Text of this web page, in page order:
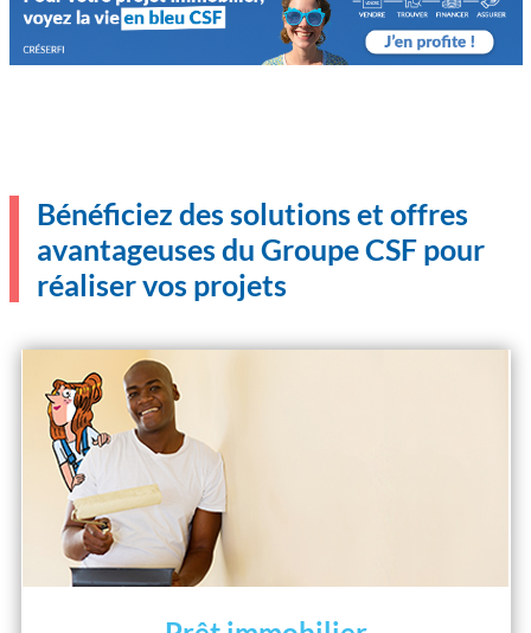
Bénéficiez des solutions et offres
avantageuses du Groupe CSF pour
réaliser vos projets